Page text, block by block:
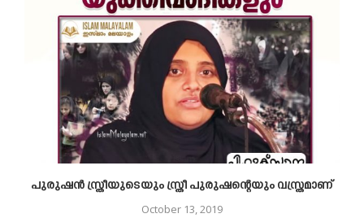
പുരുഷൻ സ്ത്രീയുടെയും സ്ത്രീ പുരുഷന്റെയും വസ്ത്രമാണ്
October 13, 2019